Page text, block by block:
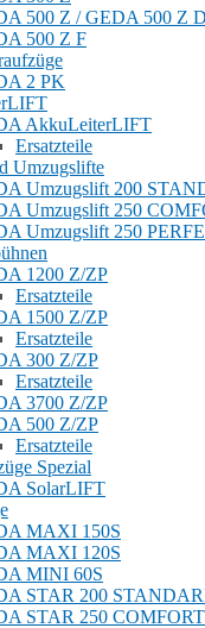
500 Z / GEDA 500 Z
500 Z F
2 PK
AkkuLeiterLIFT
Ersatzteile
Umzugslifte
Umzugslift 200
Umzugslift 250
Umzugslift 250
1200 Z/ZP
Ersatzteile
1500 Z/ZP
Ersatzteile
300 Z/ZP
Ersatzteile
3700 Z/ZP
500 Z/ZP
Ersatzteile
Spezial
SolarLIFT
MAXI 150S
MAXI 120S
MINI 60S
STAR 200
STAR 250 COMFORT